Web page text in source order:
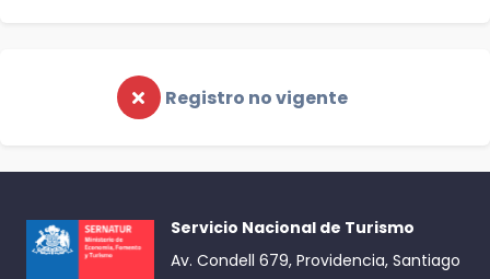
Registro no vigente
Servicio Nacional de Turismo
Av. Condell 679, Providencia, Santiago